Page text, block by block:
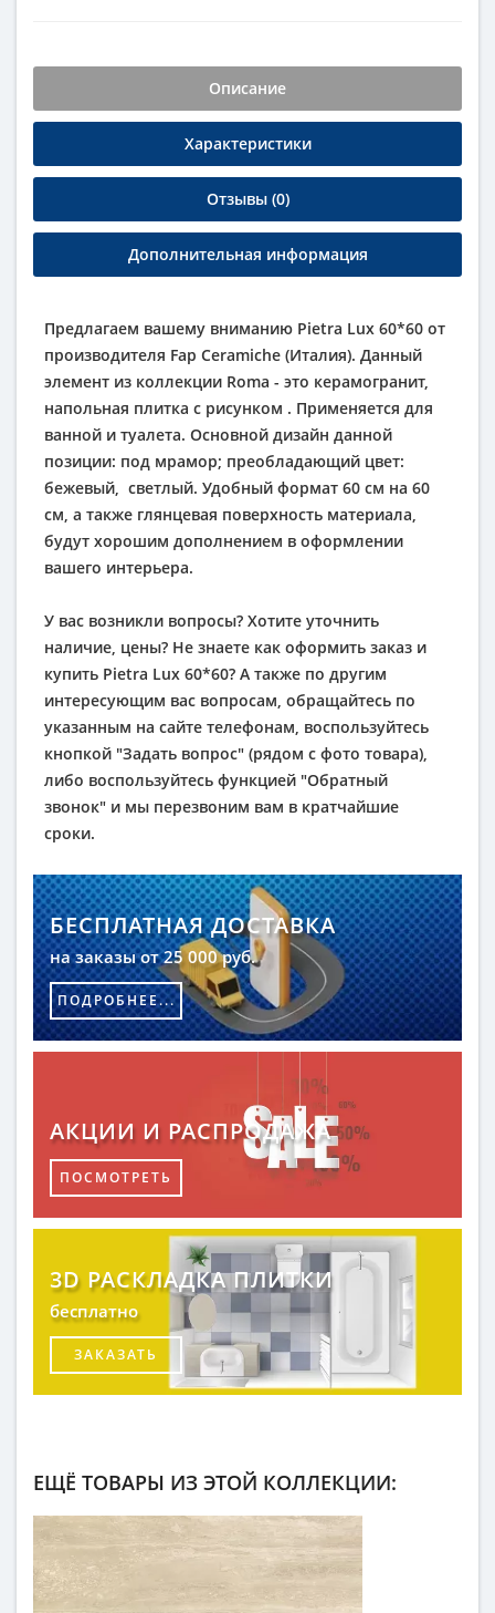
Описание
Характеристики
Отзывы (0)
Дополнительная информация
Предлагаем вашему вниманию Pietra Lux 60*60 от
производителя Fap Ceramiche (Италия). Данный
элемент из коллекции Roma - это керамогранит,
напольная плитка с рисунком . Применяется для
ванной и туалета. Основной дизайн данной
позиции: под мрамор; преобладающий цвет:
бежевый, светлый. Удобный формат 60 см на 60
см, а также глянцевая поверхность материала,
будут хорошим дополнением в оформлении
вашего интерьера.
У вас возникли вопросы? Хотите уточнить
наличие, цены? Не знаете как оформить заказ и
купить Pietra Lux 60*60? А также по другим
интересующим вас вопросам, обращайтесь по
указанным на сайте телефонам, воспользуйтесь
кнопкой "Задать вопрос" (рядом с фото товара),
либо воспользуйтесь функцией "Обратный
звонок" и мы перезвоним вам в кратчайшие
сроки.
БЕСПЛАТНАЯ ДОСТАВКА
на заказы от 25 000 руб.
ПОДРОБНЕЕ...
АКЦИИ И РАСПРОДАЖА
ПОСМОТРЕТЬ
3D РАСКЛАДКА ПЛИТКИ
бесплатно
ЗАКАЗАТЬ
ЕЩЁ ТОВАРЫ ИЗ ЭТОЙ КОЛЛЕКЦИИ: